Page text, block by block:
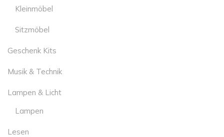
Kleinmöbel
Sitzmöbel
Geschenk Kits
Musik & Technik
Lampen & Licht
Lampen
Lesen